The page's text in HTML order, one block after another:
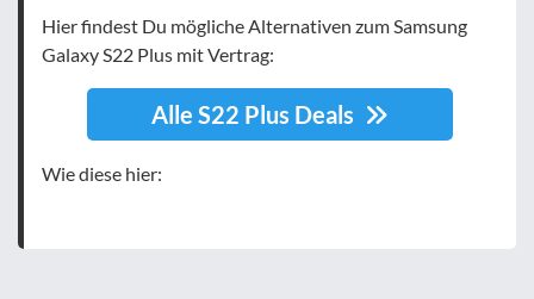
Hier findest Du mögliche Alternativen zum Samsung
Galaxy S22 Plus mit Vertrag:
Alle S22 Plus Deals
Wie diese hier: